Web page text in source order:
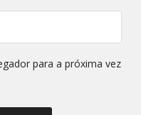
para a próxima vez